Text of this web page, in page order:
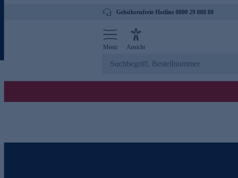
Gebührenfreie Hotline 0800 29 888 88
Menü Ansicht